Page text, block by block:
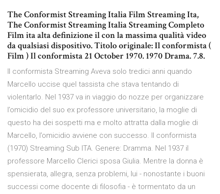
The Conformist Streaming Italia Film Streaming Ita,
The Conformist Streaming Italia Streaming Completo
Film ita alta definizione il con la massima qualità video
da qualsiasi dispositivo. Titolo originale: Il conformista (
Film ) Il conformista 21 October 1970. 1970 Drama. 7.8.
Il conformista Streaming Aveva solo tredici anni quando
Marcello uccise quel tassista che stava tentando di
violentarlo. Nel 1937 va in viaggio do nozze per organizzare
l’omicidio del suo ex professore universitario, la moglie di
questo ha dei sospetti ma e molto attratta dalla moglie di
Marcello, l’omicidio avviene con successo. Il conformista
(1970) Streaming Sub ITA. Genere: Dramma. Nel 1937 il
professore Marcello Clerici sposa Giulia. Mentre la donna è
spensierata, allegra, senza problemi, lui - nonostante i buoni
successi come docente di filosofia - è tormentato da un